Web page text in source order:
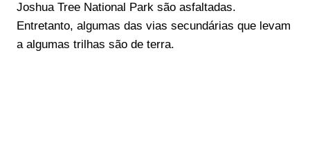
Joshua Tree National Park são asfaltadas.
Entretanto, algumas das vias secundárias que levam
a algumas trilhas são de terra.